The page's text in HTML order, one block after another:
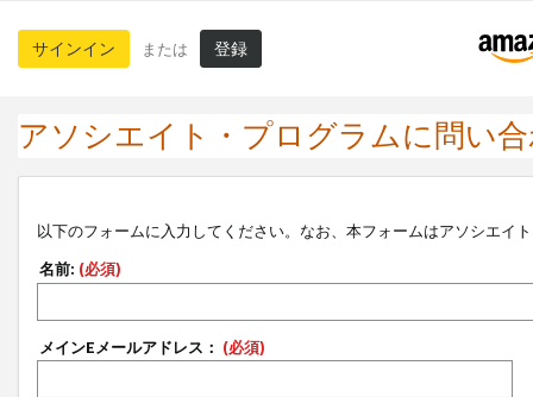
サインイン または 登録
アソシエイト・プログラムに問い
以下のフォームに入力してください。なお、本フォームはアソシエイ
名前: (必須)
メインEメールアドレス： (必須)